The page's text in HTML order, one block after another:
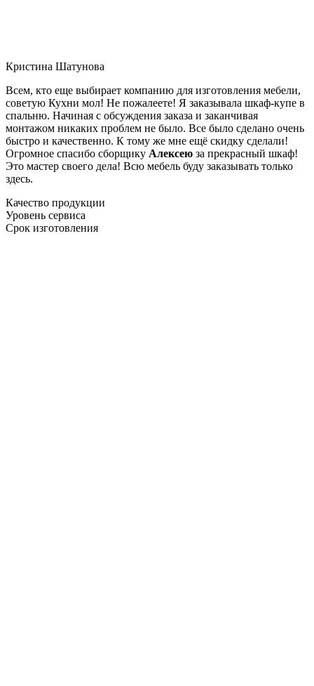
Кристина Шатунова
Всем, кто еще выбирает компанию для изготовления мебели,
советую Кухни мол! Не пожалеете! Я заказывала шкаф-купе в
спальню. Начиная с обсуждения заказа и заканчивая
монтажом никаких проблем не было. Все было сделано очень
быстро и качественно. К тому же мне ещё скидку сделали!
Огромное спасибо сборщику Алексею за прекрасный шкаф!
Это мастер своего дела! Всю мебель буду заказывать только
здесь.
Качество продукции
Уровень сервиса
Срок изготовления